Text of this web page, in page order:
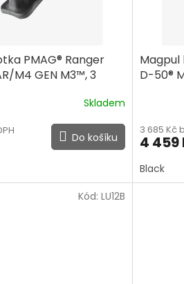
PMAG® Ranger
M4 GEN M3™, 3
Skladem
Do košíku
Magpul
D-50®
3 685 Kč
4 459
Black
Kód: LU12B